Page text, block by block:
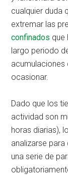
cualquier duda
extremar las
confinados que
largo periodo
acumulaciones
ocasionar.
Dado que los
actividad son
horas diarias),
analizarse
una serie de